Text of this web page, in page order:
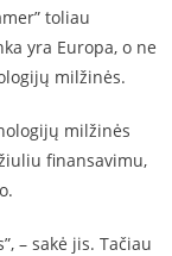
toliau
yra Europa, o ne
milžinės.
milžinės
finansavimu,
– sakė jis. Tačiau